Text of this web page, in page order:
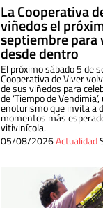
La Cooperativa
viñedos el
septiembre
desde dentro
El próximo sábado 5 de
Cooperativa de Viver
de sus viñedos para
de ‘Tiempo de
enoturismo que invita a
momentos más
vitivinícola.
05/08/2026Actualidad